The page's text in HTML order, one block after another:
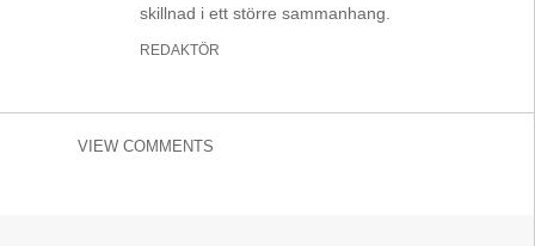
skillnad i ett större sammanhang.
REDAKTÖR
VIEW COMMENTS